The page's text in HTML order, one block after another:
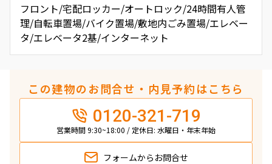
フロント/宅配ロッカー/オートロック/24時間有人管
理/自転車置場/バイク置場/敷地内ごみ置場/エレベー
タ/エレベータ2基/インターネット
この建物のお問合せ・内見予約はこちら
0120-321-719
営業時間 9:30~18:00 / 定休日: 水曜日・年末年始
フォームから お問合せ